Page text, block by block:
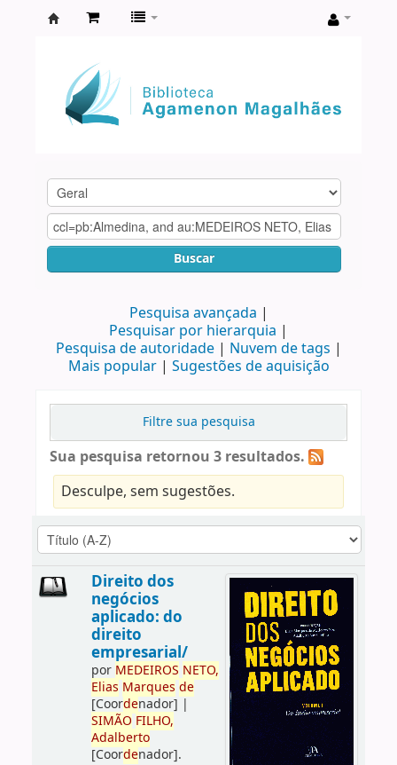
Agamenon
Magalhães
Buscar
Pesquisa avançada
Pesquisar por hierarquia
Pesquisa de autoridade
Nuvem de tags
Mais popular
Sugestões de aquisição
Filtre sua pesquisa
Sua pesquisa retornou 3 resultados.
Desculpe, sem sugestões.
Direito dos
negócios
aplicado: do
direito
empresarial/
por MEDEIROS NETO,
Elias Marques de
[Coordenador] |
SIMÃO FILHO,
Adalberto
[Coordenador].